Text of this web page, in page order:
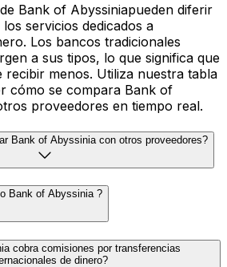
Bank of Abyssiniapueden diferir
servicios dedicados a
Los bancos tradicionales
a sus tipos, lo que significa que
recibir menos. Utiliza nuestra tabla
cómo se compara Bank of
proveedores en tiempo real.
Bank of Abyssinia con otros proveedores?
Bank of Abyssinia ?
cobra comisiones por transferencias
de dinero?